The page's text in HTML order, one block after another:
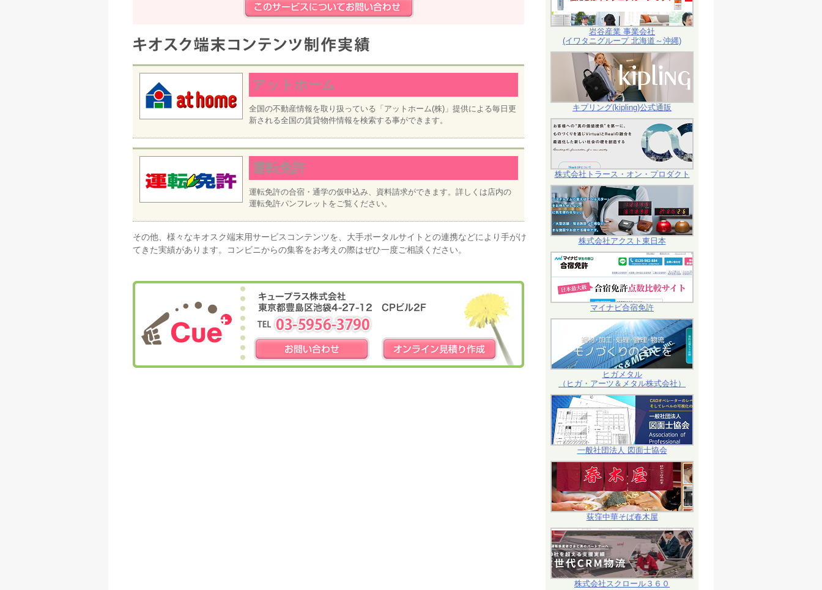
アットホーム
全国の不動産情報を取り扱っている「アットホーム(株)」提供による毎日更
新される全国の賃貸物件情報を検索する事ができます。
運転免許
運転免許の合宿・通学の仮申込み、資料請求ができます。詳しくは店内の
運転免許パンフレットをご覧ください。
その他、様々なキオスク端末用サービスコンテンツを、大手ポータルサイトとの連携などにより手がけ
てきた実績があります。コンビニからの集客をお考えの際はぜひ一度ご相談ください。
岩谷産業 事業会社
(イワタニグループ 北海道～沖縄)
キプリング(kipling)公式通販
株式会社トラース・オン・プロダクト
株式会社アクスト東日本
マイナビ合宿免許
ヒガメタル
（ヒガ・アーツ＆メタル株式会社）
一般社団法人 図面士協会
荻窪中華そば春木屋
株式会社スクロール３６０